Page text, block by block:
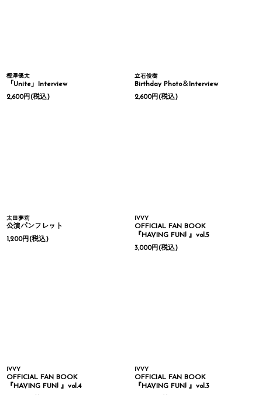
樫澤優太
「Unite」Interview
2,600円(税込)
立石俊樹
Birthday Photo＆Interview
2,600円(税込)
太田夢莉
公演パンフレット
1,200円(税込)
IVVY
OFFICIAL FAN BOOK
『HAVING FUN! 』vol.5
3,000円(税込)
IVVY
OFFICIAL FAN BOOK
『HAVING FUN! 』vol.4
IVVY
OFFICIAL FAN BOOK
『HAVING FUN! 』vol.3